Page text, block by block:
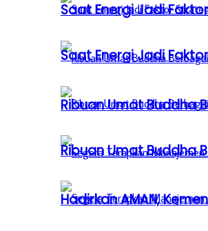
Saat Energi Jadi
Ribuan Umat Buddha
Hadirkan AMAN,
Saat Energi Jadi
Ribuan Umat Buddha